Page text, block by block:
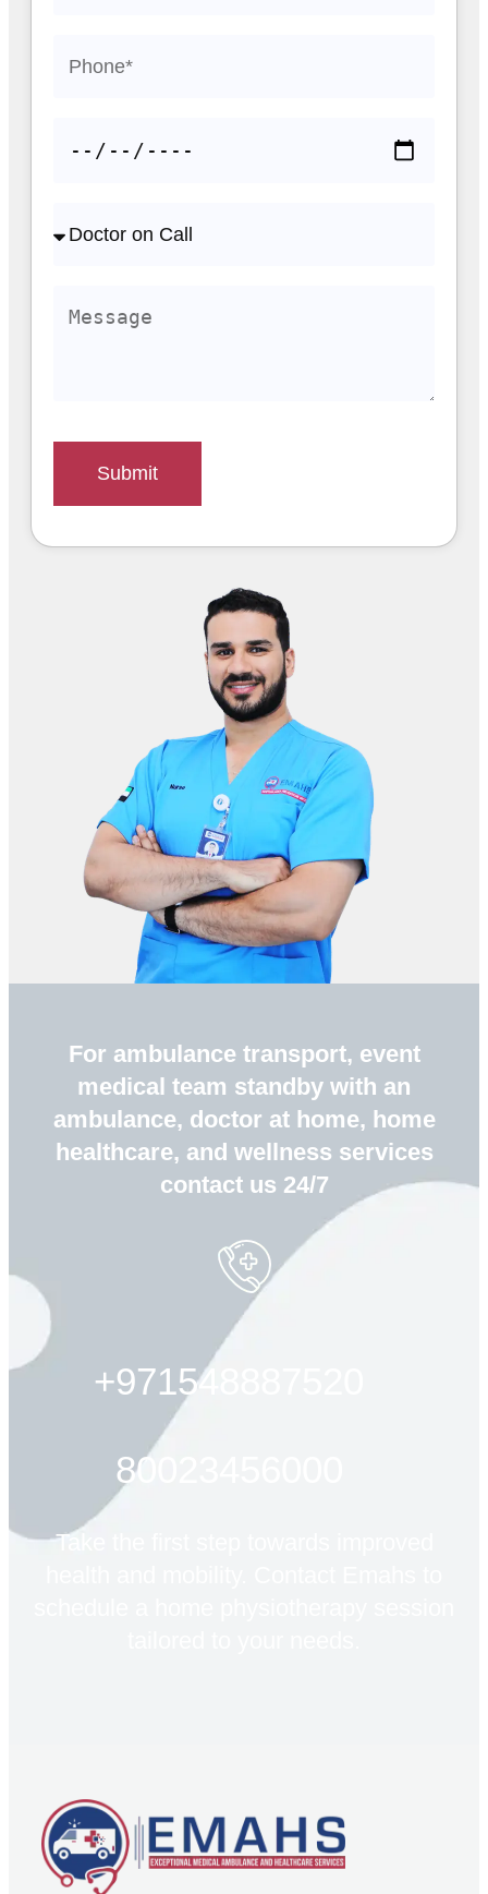
Submit
For ambulance transport, event
medical team standby with an
ambulance, doctor at home, home
healthcare, and wellness services
contact us 24/7
+971548887520
80023456000
Take the first step towards improved